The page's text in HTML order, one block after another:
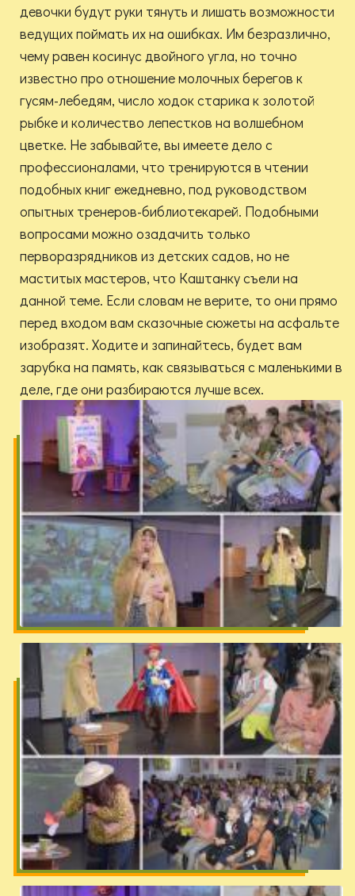
девочки будут руки тянуть и лишать возможности
ведущих поймать их на ошибках. Им безразлично,
чему равен косинус двойного угла, но точно
известно про отношение молочных берегов к
гусям-лебедям, число ходок старика к золотой
рыбке и количество лепестков на волшебном
цветке. Не забывайте, вы имеете дело с
профессионалами, что тренируются в чтении
подобных книг ежедневно, под руководством
опытных тренеров-библиотекарей. Подобными
вопросами можно озадачить только
перворазрядников из детских садов, но не
маститых мастеров, что Каштанку съели на
данной теме. Если словам не верите, то они прямо
перед входом вам сказочные сюжеты на асфальте
изобразят. Ходите и запинайтесь, будет вам
зарубка на память, как связываться с маленькими в
деле, где они разбираются лучше всех.